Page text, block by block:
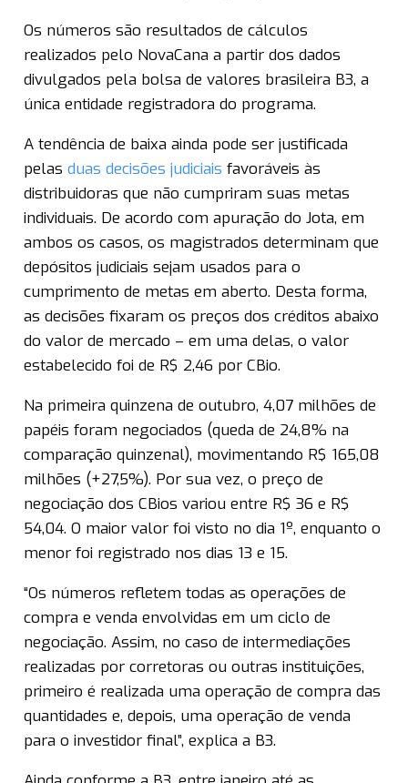
Os números são resultados de cálculos
realizados pelo NovaCana a partir dos dados
divulgados pela bolsa de valores brasileira B3, a
única entidade registradora do programa.
A tendência de baixa ainda pode ser justificada
pelas duas decisões judiciais favoráveis às
distribuidoras que não cumpriram suas metas
individuais. De acordo com apuração do Jota, em
ambos os casos, os magistrados determinam que
depósitos judiciais sejam usados para o
cumprimento de metas em aberto. Desta forma,
as decisões fixaram os preços dos créditos abaixo
do valor de mercado – em uma delas, o valor
estabelecido foi de R$ 2,46 por CBio.
Na primeira quinzena de outubro, 4,07 milhões de
papéis foram negociados (queda de 24,8% na
comparação quinzenal), movimentando R$ 165,08
milhões (+27,5%). Por sua vez, o preço de
negociação dos CBios variou entre R$ 36 e R$
54,04. O maior valor foi visto no dia 1º, enquanto o
menor foi registrado nos dias 13 e 15.
“Os números refletem todas as operações de
compra e venda envolvidas em um ciclo de
negociação. Assim, no caso de intermediações
realizadas por corretoras ou outras instituições,
primeiro é realizada uma operação de compra das
quantidades e, depois, uma operação de venda
para o investidor final”, explica a B3.